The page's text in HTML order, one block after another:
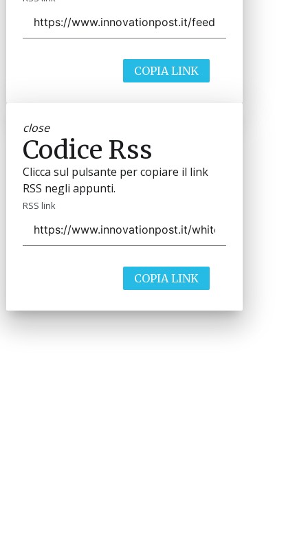
COPIA LINK
close
Codice Rss
Clicca sul pulsante per copiare il link
RSS negli appunti.
RSS link
COPIA LINK